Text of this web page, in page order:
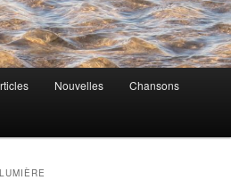
Nouvelles Chansons
LUMIÈRE